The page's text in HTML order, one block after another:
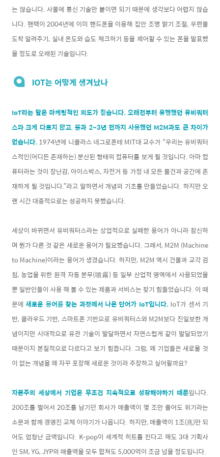
는 않습니다. 사물에 통신 기술만 붙이면 되기 때문에 생각보다 어렵지 않습
니다. 팬택이 2004년에 이미 핸드폰을 이용해 집안 조명 밝기 조절, 우편물
도착 알려주기, 실내 온도와 습도 체크하기 등을 제어할 수 있는 폰을 발표했
을 정도로 오래된 기술입니다.
IOT는 어떻게 생겨났나
IoT라는 말은 마케팅적인 의도가 짙습니다. 오래전부터 유행했던 유비쿼터
스와 크게 다르지 않고, 불과 2~3년 전까지 사용했던 M2M과도 큰 차이가
없습니다.1974년에 니콜라스 네그로폰테 MIT대 교수가 “우리는 유비쿼터
스적인(어디든 존재하는) 분산된 형태의 컴퓨터를 보게 될 것입니다. 아마 컴
퓨터라는 것이 장난감, 아이스박스, 자전거 등 가정 내 모든 물건과 공간에 존
재하게 될 것입니다.”라고 말하면서 개념의 기초를 만들었습니다. 하지만 오
랜 시간 대중적으로는 성공하지 못했습니다.
세상이 바뀌면서 유비쿼터스라는 상업적으로 실패한 용어가 아니라 참신하
며 뭔가 다른 것 같은 새로운 용어가 필요했습니다. 그래서, M2M (Machine
to Machine)이라는 용어가 생겼습니다. 하지만, M2M 역시 건물과 교각 검
침, 농업을 위한 원격 자동 분무(噴霧) 등 일부 산업적 영역에서 사용되었을
뿐 일반인들이 사용 해 볼 수 있는 제품과 서비스는 찾기 힘들었습니다. 이 때
문에 새로운 용어를 찾는 과정에서 나온 단어가 IoT입니다.IoT가 센서 기
반, 클라우드 기반, 스마트폰 기반으로 유비쿼터스와 M2M보다 진일보한 개
념이지만 시대적으로 유관 기술이 발달하면서 자연스럽게 같이 발달되었기
때문이지 본질적으로 다르다고 보기 힘듭니다.그럼, 왜 기업들은 새로울 것
이 없는 개념을 왜 자꾸 포장해 새로운 것이라 주장하고 싶어할까요?
자본주의 세상에서 기업은 무조건 지속적으로 성장해야하기 때문입니다.
200조를 벌어서 20조를 남기던 회사가 매출액이 몇 조만 줄어도 위기라는
소문과 함께 경영진 교체 이야기가 나옵니다. 하지만, 매출액이 1조(兆)만 되
어도 엄청난 금액입니다. K-pop이 세계적 히트를 친다고 해도 3대 기획사
인 SM, YG, JYP의 매출액을 모두 합쳐도 5,000억이 조금 넘을 정도입니다.